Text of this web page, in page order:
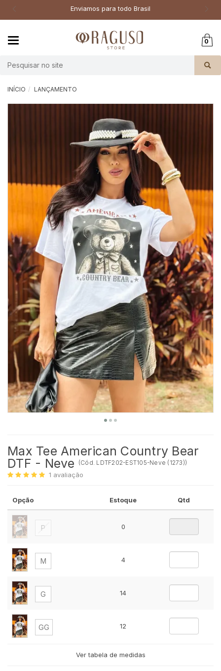
Enviamos para todo Brasil
0
INÍCIO LANÇAMENTO
Max Tee American Country Bear
DTF - Neve
(Cód. LDTF202-EST105-Neve (1273))
1 avaliação
Opção Estoque Qtd
P 0
M 4
G 14
GG 12
4
Ver tabela de medidas